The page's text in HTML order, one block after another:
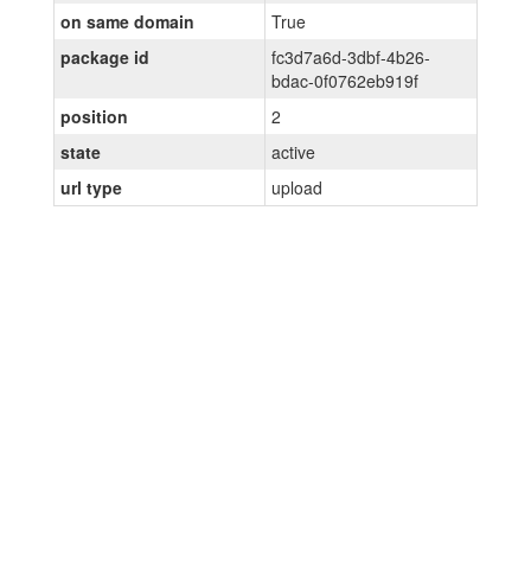
on same domain
True
package id
fc3d7a6d-3dbf-4b26-
bdac-0f0762eb919f
position
2
state
active
url type
upload